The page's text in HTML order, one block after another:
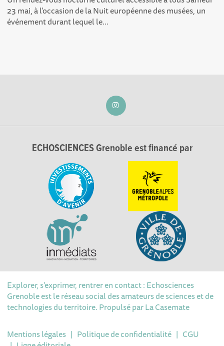
23 mai, à l’occasion de la Nuit européenne des musées, un
événement durant lequel le...
ECHOSCIENCES Grenoble est financé par
Explorer, s’exprimer, rentrer en contact : Echosciences
Grenoble est le réseau social des amateurs de sciences et de
technologies du territoire. Propulsé parLa Casemate
Mentions légales | Politique de confidentialité | CGU